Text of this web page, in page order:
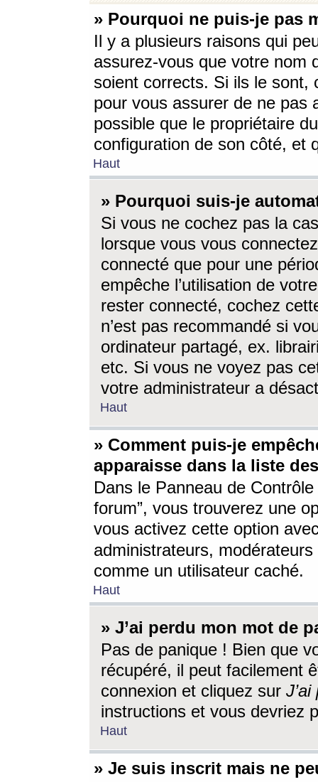
» Pourquoi ne puis-je pas
Il y a plusieurs raisons qui
assurez-vous que votre nom
soient corrects. Si ils le sont,
pour vous assurer de ne pas
possible que le propriétaire
configuration de son côté, et
Haut
» Pourquoi suis-je
Si vous ne cochez pas la
lorsque vous vous
connecté que pour une
empêche l’utilisation de
rester connecté, cochez
n’est pas recommandé si
ordinateur partagé, ex.
etc. Si vous ne voyez pas
votre administrateur a
Haut
» Comment puis-je
apparaisse dans la liste
Dans le Panneau de
forum”, vous trouverez une
vous activez cette option
administrateurs,
comme un utilisateur caché.
Haut
» J’ai perdu mon mot de
Pas de panique ! Bien que
récupéré, il peut facilement
connexion et cliquez sur
instructions et vous devriez
Haut
» Je suis inscrit mais ne